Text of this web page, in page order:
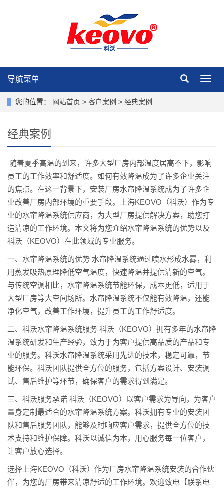
导
导航菜单
您的位置： 网站首页 > 客户案例 > 经典案例
经典案例
随着夏季高温的到来，许多大型厂房内部温度居高不下，影响
员工的工作效率和舒适度。如何有效降温成为了许多企业关注
的焦点。在这一背景下，安装厂房水帘降温系统成为了许多企
业改善厂房内部环境的重要手段。上海KEOVO（科沃）作为专
业的水帘降温系统供应商，为大型厂房提供解决方案，助您打
造清凉的工作环境。本文将为您介绍水帘降温系统的优势以及
科沃（KEOVO）在此领域的专业服务。
一、水帘降温系统的优势 水帘降温系统通过喷水形成水雾，利
用蒸发吸热原理降低空气温度，快速降温并提供清新的空气。
与传统空调相比，水帘降温系统节能环保，成本更低，适用于
大型厂房等大空间场所。水帘降温系统不仅能有效降温，还能
净化空气，改善工作环境，提升员工的工作舒适度。
二、科沃水帘降温系统服务 科沃（KEOVO）拥有多年的水帘降
温系统研发和生产经验，致力于为客户提供高品质的产品和专
业的服务。科沃水帘降温系统采用先进的技术，稳定可靠，节
能环保。科沃团队提供全方位的服务，包括方案设计、安装调
试、售后维护等环节，确保客户的需求得到满足。
三、科沃服务承诺 科沃（KEOVO）以客户需求为导向，为客户
量身定制最适合的水帘降温系统方案。科沃拥有专业的安装团
队和售后服务团队，能够及时响应客户需求，提供全方位的技
术支持和维护保障。科沃以诚信为本，用心服务每一位客户，
让客户放心选择。
选择上海KEOVO（科沃）作为厂房水帘降温系统安装的合作伙
伴，为您的厂房带来清凉舒适的工作环境。欢迎致电【联系电